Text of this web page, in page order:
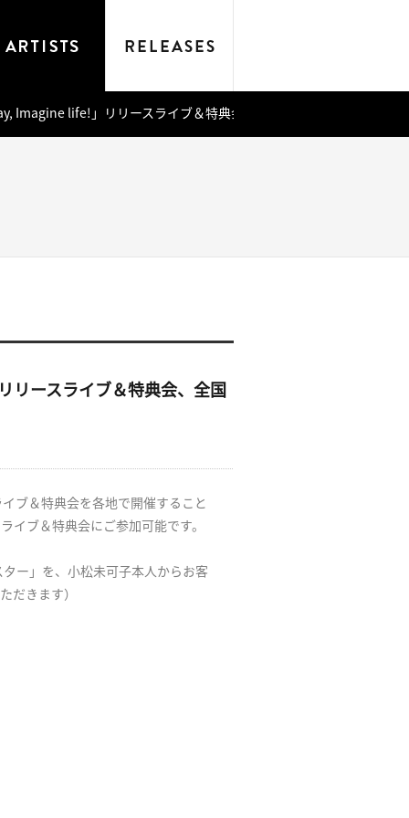
Imagine life!」リリースライブ＆特典会、全国アニメイトでの購入
リースライブ＆特典会、全国
ブ＆特典会を各地で開催すること
イブ＆特典会にご参加可能です。
ー」を、小松未可子本人からお客
だきます）